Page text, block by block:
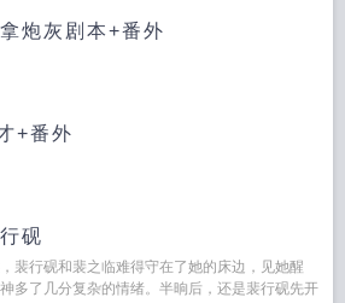
炮灰剧本+番外
+番外
砚
裴行砚和裴之临难得守在了她的床边，见她醒
多了几分复杂的情绪。半晌后，还是裴行砚先开